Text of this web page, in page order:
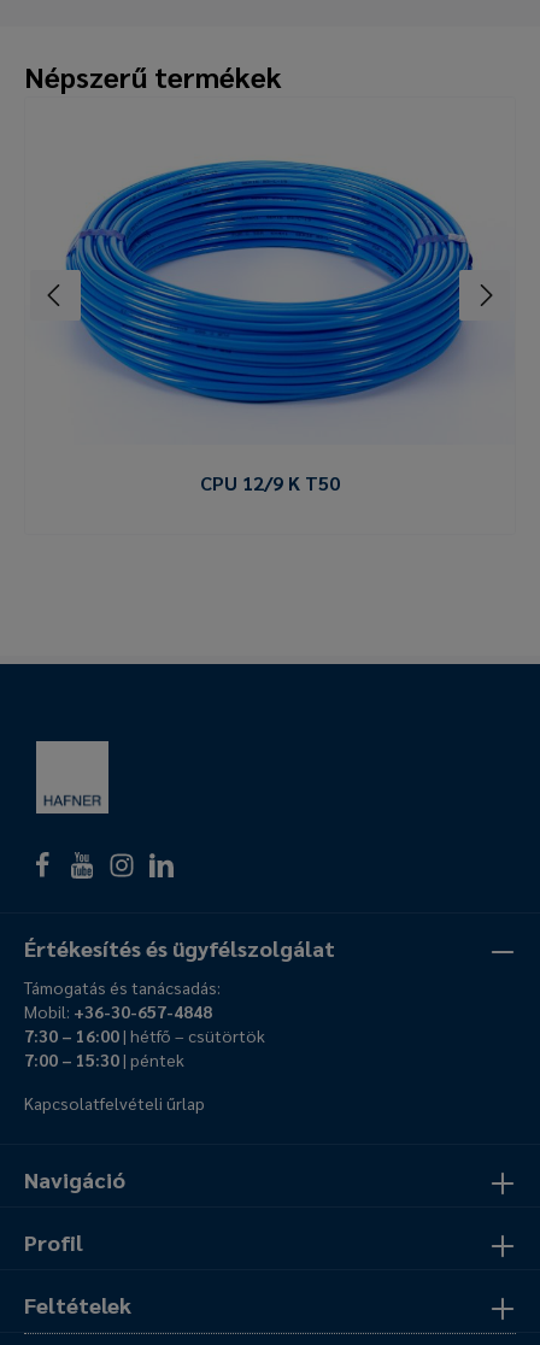
Népszerű termékek
CPU 12/9 K T50
Navigáció
Profil
Feltételek
Értékesítés és ügyfélszolgálat
Támogatás és tanácsadás:
Mobil: +36-30-657-4848
7:30 – 16:00| hétfő – csütörtök
7:00 – 15:30| péntek
Kapcsolatfelvételi űrlap